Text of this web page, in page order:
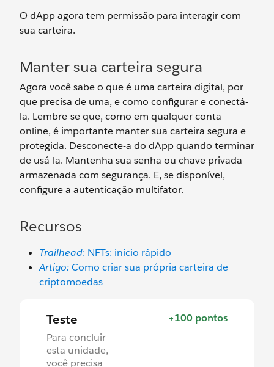
O dApp agora tem permissão para interagir com
sua carteira.
Manter sua carteira segura
Agora você sabe o que é uma carteira digital, por
que precisa de uma, e como configurar e conectá-
la. Lembre-se que, como em qualquer conta
online, é importante manter sua carteira segura e
protegida. Desconecte-a do dApp quando terminar
de usá-la. Mantenha sua senha ou chave privada
armazenada com segurança. E, se disponível,
configure a autenticação multifator.
Recursos
Trailhead: NFTs: início rápido
Artigo:Como criar sua própria carteira de
criptomoedas